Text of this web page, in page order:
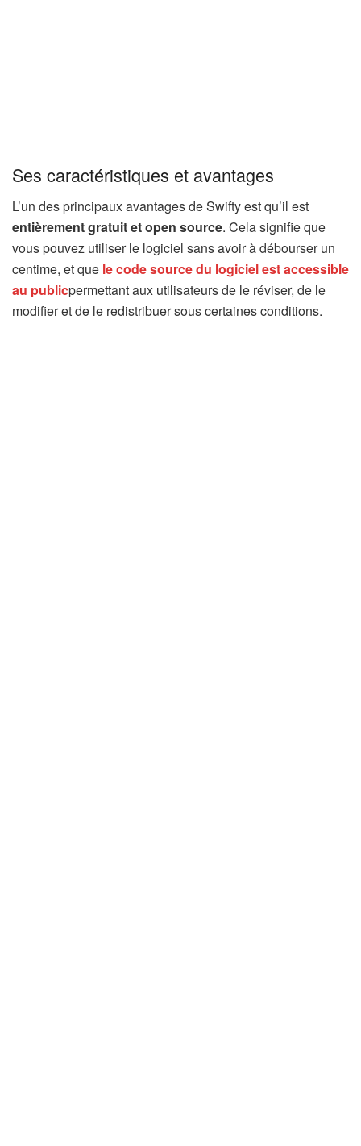
Ses caractéristiques et avantages
L’un des principaux avantages de Swifty est qu’il est
entièrement gratuit et open source. Cela signifie que
vous pouvez utiliser le logiciel sans avoir à débourser un
centime, et que le code source du logiciel est accessible
au publicpermettant aux utilisateurs de le réviser, de le
modifier et de le redistribuer sous certaines conditions.